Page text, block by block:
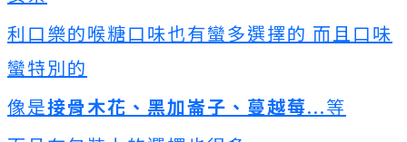
利口樂的喉糖口味也有蠻多選擇的 而且口味
蠻特別的
像是接骨木花、黑加崙子、蔓越莓...等